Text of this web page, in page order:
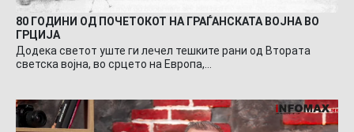
80 ГОДИНИ ОД ПОЧЕТОКОТ НА ГРАЃАНСКАТА ВОЈНА ВО
ГРЦИЈА
Додека светот уште ги лечел тешките рани од Втората
светска војна, во срцето на Европа,…